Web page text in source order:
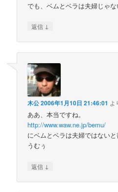
でも、ベムとベラは夫婦じゃな
返信 ↓
木公2006年1月10日 21:46:01 よ
ああ、本当ですね。
http://www.waw.ne.jp/bemu/
にベムとベラは夫婦ではないと
うむぅ
返信 ↓